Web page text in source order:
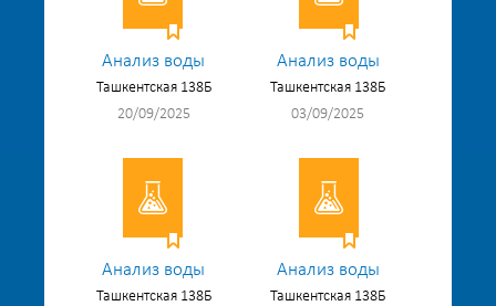
Анализ воды
Ташкентская 138Б
20/09/2025
Анализ воды
Ташкентская 138Б
03/09/2025
Анализ воды
Ташкентская 138Б
Анализ воды
Ташкентская 138Б